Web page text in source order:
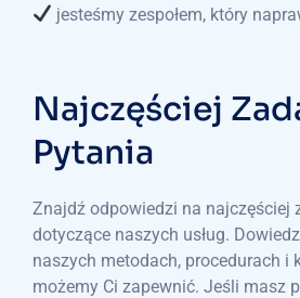
jesteśmy zespołem, który
Najczęściej
Pytania
Znajdź odpowiedzi na najczęściej
dotyczące naszych usług.
naszych metodach, procedurach i
możemy Ci zapewnić. Jeśli masz